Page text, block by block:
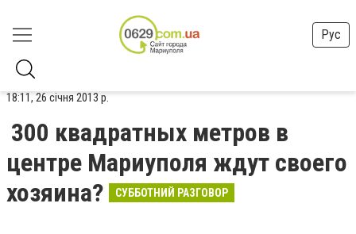
Рус
18:11, 26 січня 2013 р.
300 квадратных метров в
центре Мариуполя ждут своего
хозяина?
СУББОТНИЙ РАЗГОВОР